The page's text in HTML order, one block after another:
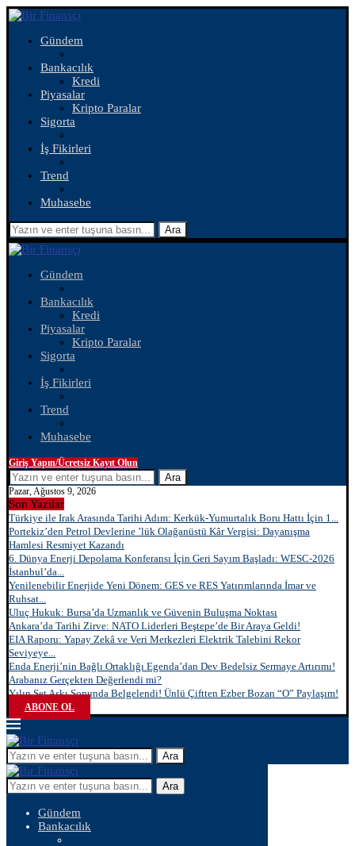
Gündem
Bankacılık
Kredi
Piyasalar
Kripto Paralar
Sigorta
İş Fikirleri
Trend
Muhasebe
Ara
Gündem
Bankacılık
Kredi
Piyasalar
Kripto Paralar
Sigorta
İş Fikirleri
Trend
Muhasebe
Giriş Yapın/Ücretsiz Kayıt Olun
Ara
Pazar, Ağustos 9, 2026
Son Yazılar
Türkiye ile Irak Arasında Tarihi Adım: Kerkük-Yumurtalık Boru Hattı İçin 1...
Portekiz’den Petrol Devlerine ’lük Olağanüstü Kâr Vergisi: Dayanışma
Hamlesi Resmiyet Kazandı
6. Dünya Enerji Depolama Konferansı İçin Geri Sayım Başladı: WESC-2026
İstanbul’da...
Yenilenebilir Enerjide Yeni Dönem: GES ve RES Yatırımlarında İmar ve
Ruhsat...
Uluç Hukuk: Bursa’da Uzmanlık ve Güvenin Buluşma Noktası
Ankara’da Tarihi Zirve: NATO Liderleri Beştepe’de Bir Araya Geldi!
EIA Raporu: Yapay Zekâ ve Veri Merkezleri Elektrik Talebini Rekor
Seviyeye...
Enda Enerji’nin Bağlı Ortaklığı Egenda’dan Dev Bedelsiz Sermaye Artırımı!
Arabanız Gerçekten Değerlendi mi?
Yılın Set Aşkı Sonunda Belgelendi! Ünlü Çiftten Ezber Bozan “O” Paylaşım!
ABONE OL
Ara
Ara
Gündem
Bankacılık